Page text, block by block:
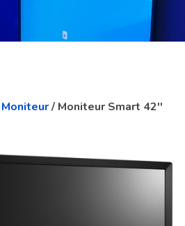
Moniteur/ Moniteur Smart 42''